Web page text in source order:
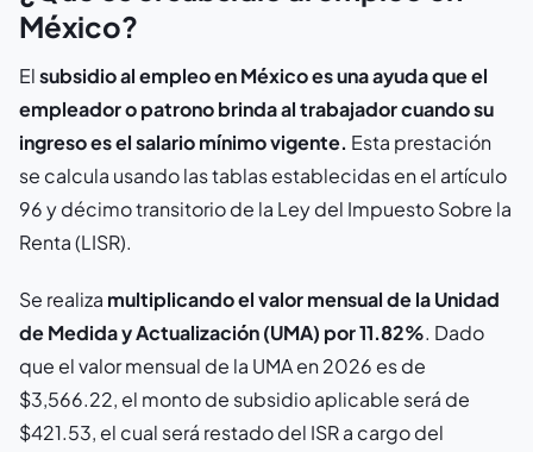
México?
Elsubsidio al empleo en Méxicoes una ayuda que el
empleador o patrono brinda al trabajador cuando su
ingreso es el salario mínimo vigente. Esta prestación
se calcula usando las tablas establecidas en el artículo
96 y décimo transitorio de la Ley del Impuesto Sobre la
Renta (LISR).
Se realiza multiplicando el valor mensual de la Unidad
de Medida y Actualización (UMA) por 11.82%. Dado
que el valor mensual de la UMA en 2026 es de
$3,566.22, el monto de subsidio aplicable será de
$421.53, el cual será restado del ISR a cargo del